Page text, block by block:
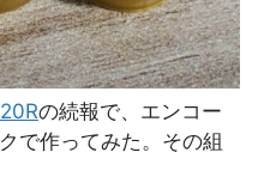
の続報で、エンコー
で作ってみた。その組